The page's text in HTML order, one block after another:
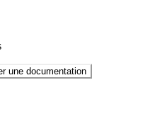
une documentation